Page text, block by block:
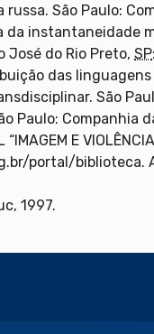
São Paulo:
instantaneidade
José do Rio Preto, SP
das
São
Paulo: Companhia
E
portal/biblioteca.
1997.